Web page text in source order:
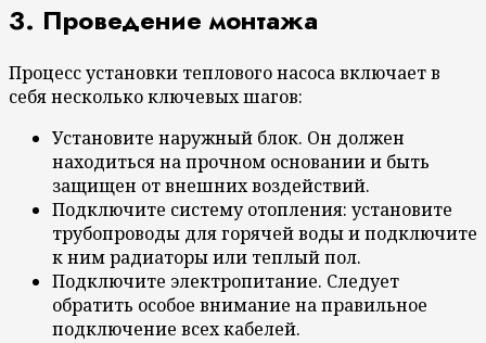
3. Проведение монтажа
Процесс установки теплового насоса включает в
себя несколько ключевых шагов:
Установите наружный блок. Он должен
находиться на прочном основании и быть
защищен от внешних воздействий.
Подключите систему отопления: установите
трубопроводы для горячей воды и подключите
к ним радиаторы или теплый пол.
Подключите электропитание. Следует
обратить особое внимание на правильное
подключение всех кабелей.